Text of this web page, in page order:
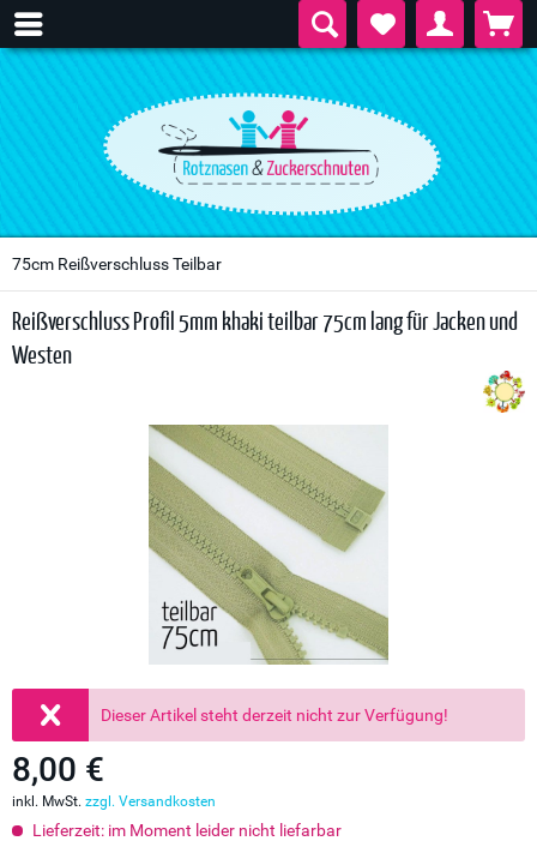
75cm Reißverschluss Teilbar
Reißverschluss Profil 5mm khaki teilbar 75cm lang für Jacken und
Westen
Dieser Artikel steht derzeit nicht zur Verfügung!
8,00 €
inkl. MwSt. zzgl. Versandkosten
Lieferzeit: im Moment leider nicht liefarbar